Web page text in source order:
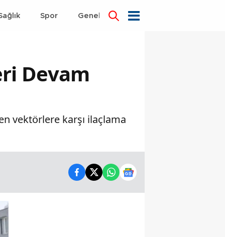
Spor Genel Dünya
Devam
vektörlere karşı ilaçlama